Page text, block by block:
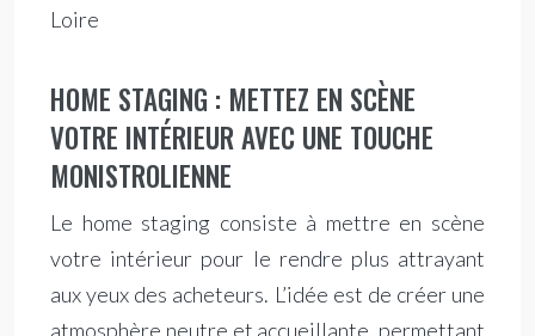
HOME STAGING : METTEZ EN SCÈNE
VOTRE INTÉRIEUR AVEC UNE TOUCHE
MONISTROLIENNE
Le home staging consiste à mettre en scène
votre intérieur pour le rendre plus attrayant
aux yeux des acheteurs. L’idée est de créer une
atmosphère neutre et accueillante, permettant